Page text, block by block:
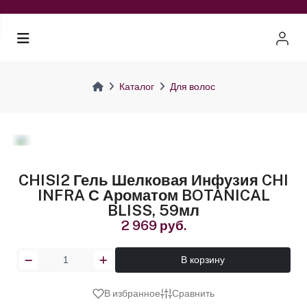
Каталог Для волос
CHISI2 Гель Шелковая Инфузия CHI
INFRA С Ароматом BOTANICAL
BLISS, 59мл
2 969 руб.
В корзину
В избранное Сравнить